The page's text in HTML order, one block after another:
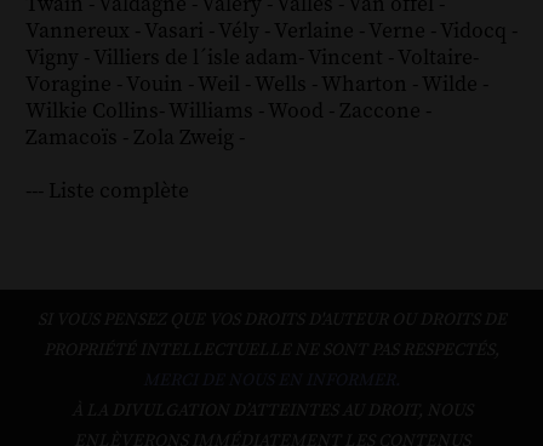
Twain - Valdagne - Valéry - Vallès - Van offel -
Vannereux - Vasari - Vély - Verlaine - Verne - Vidocq -
Vigny - Villiers de l´isle adam- Vincent - Voltaire-
Voragine - Vouin - Weil - Wells - Wharton - Wilde -
Wilkie Collins- Williams - Wood - Zaccone -
Zamacoïs - Zola Zweig -
--- Liste complète